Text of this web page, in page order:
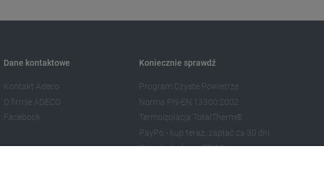
Dane kontaktowe
Kontakt Adeco
O firmie ADECO
Facebook
Koniecznie sprawdź
Program Czyste Powietrze
Norma PN-EN 13300:2002
Termoizolacja TotalTherm®
PayPo - kup teraz, zapłać za 30 dni
Ocieplenie domu ETICS